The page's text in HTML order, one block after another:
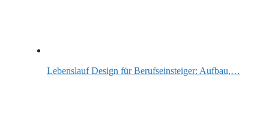
Lebenslauf Design für Berufseinsteiger: Aufbau,…